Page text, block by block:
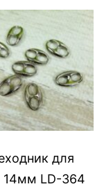
для
14мм LD-364